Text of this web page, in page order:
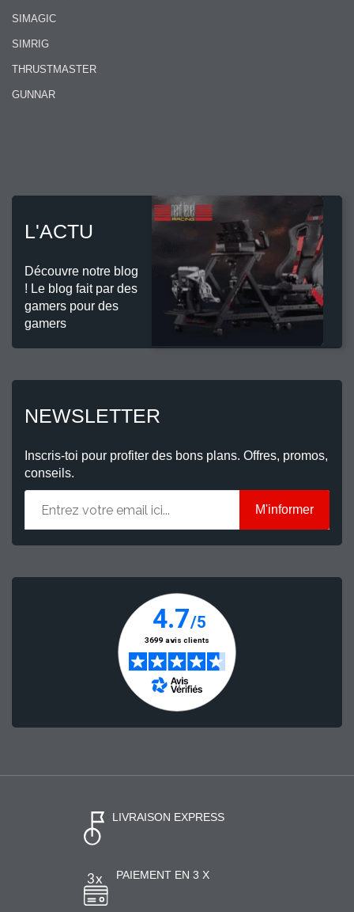
SIMAGIC
SIMRIG
THRUSTMASTER
GUNNAR
L'ACTU
Découvre notre blog
! Le blog fait par des
gamers pour des
gamers
NEWSLETTER
Inscris-toi pour profiter des bons plans. Offres, promos,
conseils.
M'informer
LIVRAISON EXPRESS
PAIEMENT EN 3 X